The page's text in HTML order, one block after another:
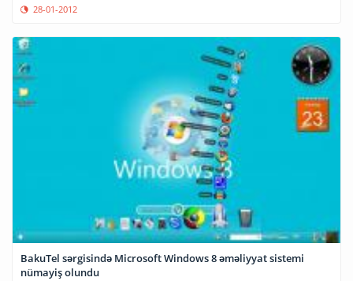
28-01-2012
BakuTel sərgisində Microsoft Windows 8 əməliyyat sistemi
nümayiş olundu